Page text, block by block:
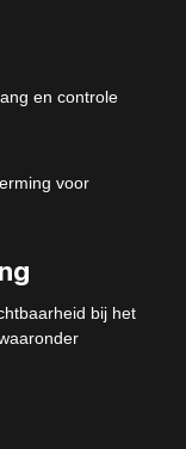
en controle
voor
bij het